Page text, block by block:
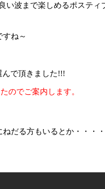
い波まで楽しめるポスティ
ね～
んで頂きました!!!
のでご案内します。
だる方もいるとか・・・・